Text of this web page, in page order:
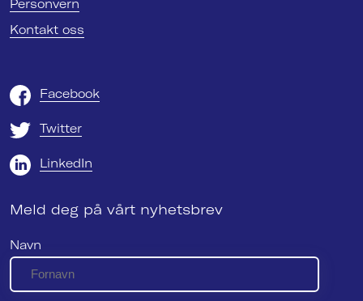
Personvern
Kontakt oss
Facebook
Twitter
LinkedIn
Meld deg på vårt nyhetsbrev
Navn